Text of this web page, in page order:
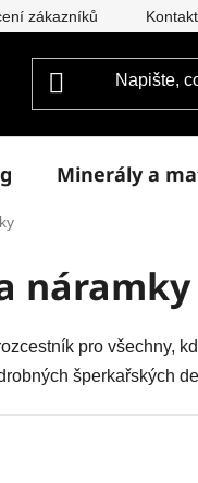
zákazníků Kontakty
Minerály a
náramky
pro všechny,
šperkařských